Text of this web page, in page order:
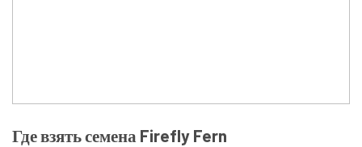
Где взять семена Firefly Fern